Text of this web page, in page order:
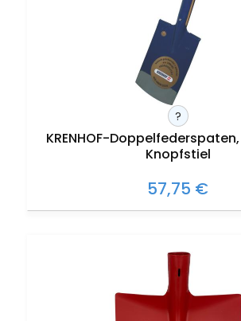
?
KRENHOF-
Knopfstiel
57,75 €